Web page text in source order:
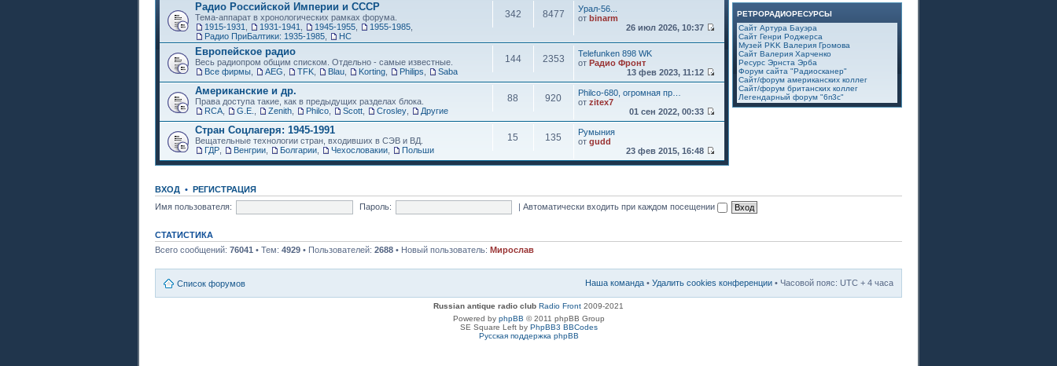
Радио Российской Империи и СССР
Тема-аппарат в хронологических рамках форума.
1915-1931
1931-1941 1945-1955 1955-1985
Радио ПриБалтики: 1935-1985
НС
342 8477
Урал-56...
от binarm
26 июл 2026, 10:37
Европейское радио
Весь радиопром общим списком. Отдельно - самые известные.
Все фирмы
AEG TFK Blau Korting Philips Saba
144 2353
Telefunken 898 WK
от Радио Фронт
13 фев 2023, 11:12
Американские и др.
Права доступа такие, как в предыдущих разделах блока.
RCA
G.E. Zenith Philco Scott Crosley Другие
88 920
Philco-680, огромная пр…
от zitex7
01 сен 2022, 00:33
Стран Соцлагеря: 1945-1991
Вещательные технологии стран, входивших в СЭВ и ВД.
ГДР
Венгрии Болгарии Чехословакии Польши
15 135
Румыния
от gudd
23 фев 2015, 16:48
РЕТРОРАДИОРЕСУРСЫ
Сайт Артура Бауэра
Сайт Генри Роджерса
Музей PKK Валерия Громова
Сайт Валерия Харченко
Ресурс Эрнста Эрба
Форум сайта "Радиосканер"
Сайт/форум американских коллег
Сайт/форум британских коллег
Легендарный форум "6п3с"
ВХОД • РЕГИСТРАЦИЯ
Имя пользователя:
Пароль: | Автоматически входить при каждом посещении
СТАТИСТИКА
Всего сообщений: 76041 • Тем: 4929 • Пользователей: 2688 • Новый пользователь: Мирослав
Список форумов Наша команда • Удалить cookies конференции • Часовой пояс: UTC + 4 часа
Russian antique radio club Radio Front 2009-2021
Powered by phpBB © 2011 phpBB Group
SE Square Left by PhpBB3 BBCodes
Русская поддержка phpBB